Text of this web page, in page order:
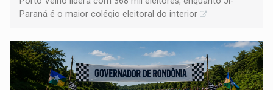
Paraná é o maior colégio eleitoral do interior